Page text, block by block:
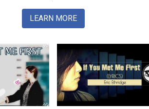
LEARN MORE